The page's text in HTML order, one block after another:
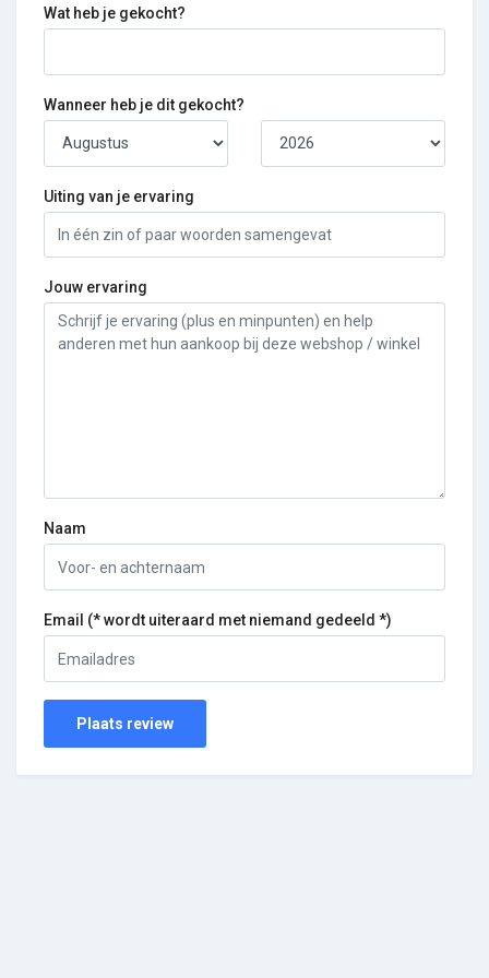
Wat heb je gekocht?
Wanneer heb je dit gekocht?
Uiting van je ervaring
Jouw ervaring
Naam
Email (* wordt uiteraard met niemand gedeeld *)
Plaats review